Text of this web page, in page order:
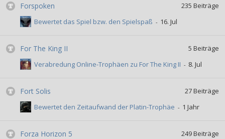
Forspoken 235 Beiträge
Bewertet das Spiel bzw. den Spielspaß
For The King II 5 Beiträge
Verabredung Online-Trophäen zu For The King II
Fort Solis 27Beiträge
Bewertet den Zeitaufwand der Platin-Trophäe
Forza Horizon 5 249Beiträge